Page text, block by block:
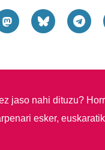
jaso nahi dituzu?
esker,